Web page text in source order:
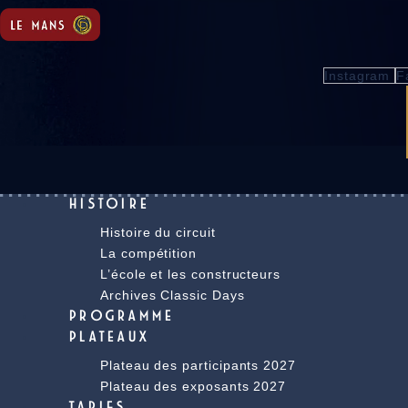
Instagram
HISTOIRE
Histoire du circuit
La compétition
L’école et les constructeurs
Archives Classic Days
PROGRAMME
PLATEAUX
Plateau des participants 2027
Plateau des exposants 2027